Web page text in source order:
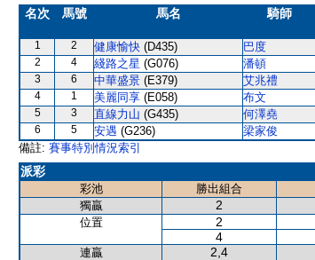
名次 馬號 馬名 騎師
1 2 健康愉快 (D435) 巴度
2
4 綫路之星 (G076) 潘頓
3
6 中華盛景 (E379) 艾兆禮
4
1 美麗同享 (E058) 布文
5
3 直線力山 (G435) 何澤堯
6
5 安遇 (G236) 梁家俊
備註: 賽事特別情況索引
派彩
彩池 勝出組合
獨贏
2
位置 2
4
連贏 2,4